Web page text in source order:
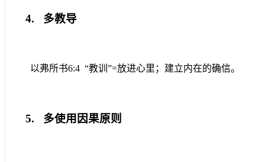
4. 多教导
以弗所书6:4 “教训”=放进心里；建立内在的确信。
5. 多使用因果原则